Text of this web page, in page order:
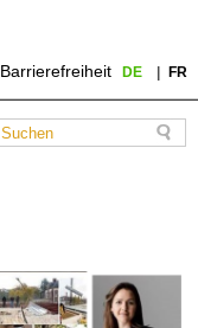
Barrierefreiheit DE FR